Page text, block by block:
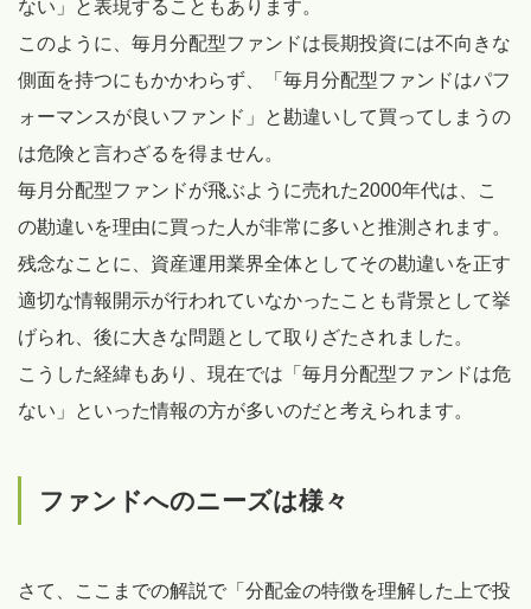
ない」と表現することもあります。
このように、毎月分配型ファンドは長期投資には不向きな
側面を持つにもかかわらず、「毎月分配型ファンドはパフ
ォーマンスが良いファンド」と勘違いして買ってしまうの
は危険と言わざるを得ません。
毎月分配型ファンドが飛ぶように売れた2000年代は、こ
の勘違いを理由に買った人が非常に多いと推測されます。
残念なことに、資産運用業界全体としてその勘違いを正す
適切な情報開示が行われていなかったことも背景として挙
げられ、後に大きな問題として取りざたされました。
こうした経緯もあり、現在では「毎月分配型ファンドは危
ない」といった情報の方が多いのだと考えられます。
ファンドへのニーズは様々
さて、ここまでの解説で「分配金の特徴を理解した上で投